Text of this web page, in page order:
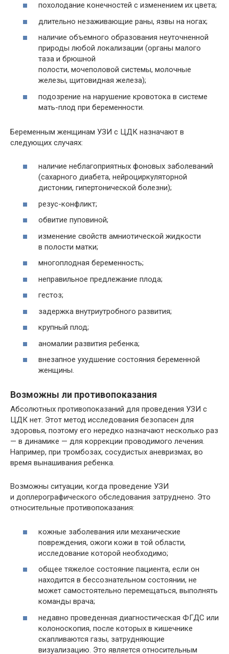
похолодание конечностей с изменением их цвета;
длительно незаживающие раны, язвы на ногах;
наличие объемного образования неуточненной
природы любой локализации (органы малого
таза и брюшной
полости, мочеполовой системы, молочные
железы, щитовидная железа);
подозрение на нарушение кровотока в системе
мать-плод при беременности.
Беременным женщинам УЗИ с ЦДК назначают в
следующих случаях:
наличие неблагоприятных фоновых заболеваний
(сахарного диабета, нейроциркуляторной
дистонии, гипертонической болезни);
резус-конфликт;
обвитие пуповиной;
изменение свойств амниотической жидкости
в полости матки;
многоплодная беременность;
неправильное предлежание плода;
гестоз;
задержка внутриутробного развития;
крупный плод;
аномалии развития ребенка;
внезапное ухудшение состояния беременной
женщины.
Возможны ли противопоказания
Абсолютных противопоказаний для проведения УЗИ с
ЦДК нет. Этот метод исследования безопасен для
здоровья, поэтому его нередко назначают несколько раз
— в динамике — для коррекции проводимого лечения.
Например, при тромбозах, сосудистых аневризмах, во
время вынашивания ребенка.
Возможны ситуации, когда проведение УЗИ
и доплерографического обследования затруднено. Это
относительные противопоказания:
кожные заболевания или механические
повреждения, ожоги кожи в той области,
исследование которой необходимо;
общее тяжелое состояние пациента, если он
находится в бессознательном состоянии, не
может самостоятельно перемещаться, выполнять
команды врача;
недавно проведенная диагностическая ФГДС или
колоноскопия, после которых в кишечнике
скапливаются газы, затрудняющие
визуализацию. Это является относительным